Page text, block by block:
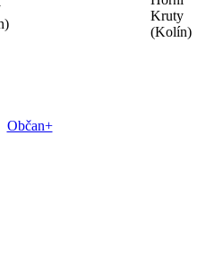
Kruty
(Kolín)